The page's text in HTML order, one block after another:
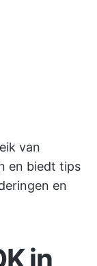
van
en biedt tips
en
in